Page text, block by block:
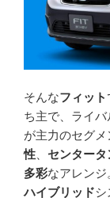
そんなフィット
ち主で、ライ
が主力のセグメ
性
センタータ
多彩なアレンジ
ハイブリッドシ